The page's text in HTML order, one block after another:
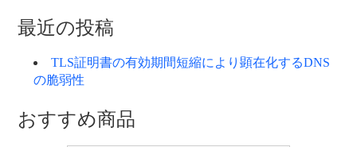
ゴ
リ
最近の投稿
TLS証明書の有効期間短縮により顕在化するDNS
の脆弱性
おすすめ商品